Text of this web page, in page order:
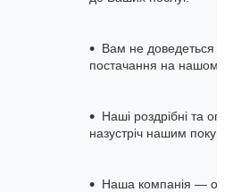
Вам не доведеться
постачання на нашому
Наші роздрібні та
назустріч нашим
Наша компанія —